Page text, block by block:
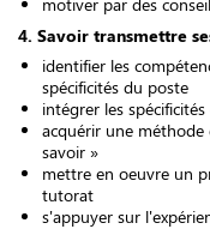
4. Savoir transmettre
identifier les
spécificités du poste
intégrer les
acquérir une méthode
savoir »
mettre en oeuvre un
tutorat
s'appuyer sur